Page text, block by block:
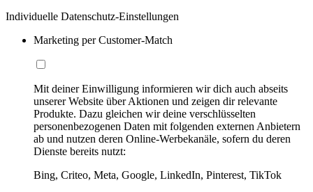
Individuelle Datenschutz-Einstellungen
Marketing per Customer-Match
Mit deiner Einwilligung informieren wir dich auch abseits
unserer Website über Aktionen und zeigen dir relevante
Produkte. Dazu gleichen wir deine verschlüsselten
personenbezogenen Daten mit folgenden externen Anbietern
ab und nutzen deren Online-Werbekanäle, sofern du deren
Dienste bereits nutzt:
Bing, Criteo, Meta, Google, LinkedIn, Pinterest, TikTok